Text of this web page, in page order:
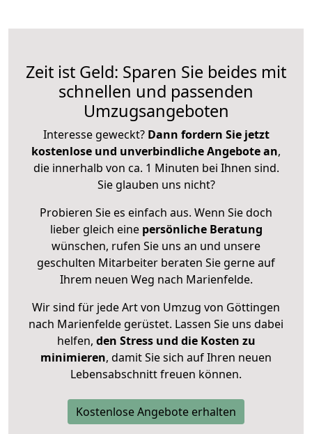
Zeit ist Geld: Sparen Sie beides mit
schnellen und passenden
Umzugsangeboten
Interesse geweckt? Dann fordern Sie jetzt
kostenlose und unverbindliche Angebote an,
die innerhalb von ca. 1 Minuten bei Ihnen sind.
Sie glauben uns nicht?
Probieren Sie es einfach aus. Wenn Sie doch
lieber gleich eine persönliche Beratung
wünschen, rufen Sie uns an und unsere
geschulten Mitarbeiter beraten Sie gerne auf
Ihrem neuen Weg nach Marienfelde.
Wir sind für jede Art von Umzug von Göttingen
nach Marienfelde gerüstet. Lassen Sie uns dabei
helfen, den Stress und die Kosten zu
minimieren, damit Sie sich auf Ihren neuen
Lebensabschnitt freuen können.
Kostenlose Angebote erhalten